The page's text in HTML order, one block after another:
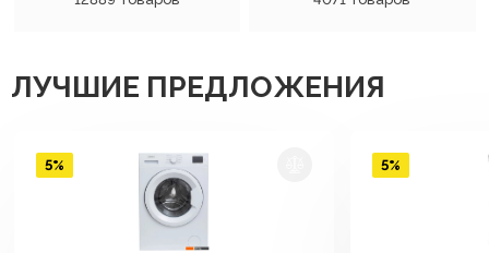
ЛУЧШИЕ ПРЕДЛОЖЕНИЯ
5% 5%